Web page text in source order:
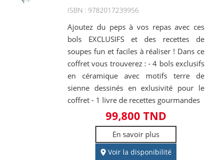
ISBN : 9782017239956
Ajoutez du peps à vos repas avec ces
bols EXCLUSIFS et des recettes de
soupes fun et faciles à réaliser ! Dans ce
coffret vous trouverez : - 4 bols exclusifs
en céramique avec motifs terre de
sienne dessinés en exlusivité pour le
coffret - 1 livre de recettes gourmandes
99,800 TND
En savoir plus
Voir la disponibilité